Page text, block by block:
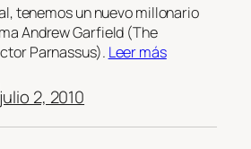
tenemos un nuevo millonario
Andrew Garfield (The
Parnassus). Leer más
julio 2, 2010